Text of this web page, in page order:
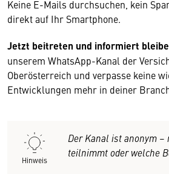
Keine E-Mails durchsuchen, kein
direkt auf Ihr Smartphone.
Jetzt beitreten und informiert
unserem WhatsApp-Kanal der
Oberösterreich und verpasse keine
Entwicklungen mehr in deiner
Hinweis
Der Kanal ist anonym
teilnimmt oder welche